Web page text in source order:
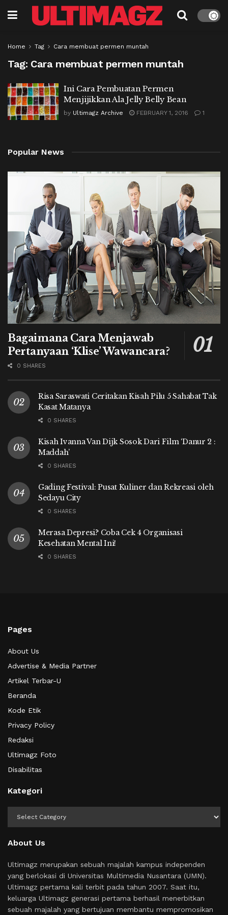
Home Tag Cara membuat permen muntah
Tag: Cara membuat permen muntah
Ini Cara Pembuatan Permen
Menjijikkan Ala Jelly Belly Bean
by Ultimagz Archive FEBRUARY 1, 2016 1
Popular News
Bagaimana Cara Menjawab
Pertanyaan ‘Klise’ Wawancara?
0 SHARES
Risa Saraswati Ceritakan Kisah Pilu 5 Sahabat Tak
Kasat Matanya
0 SHARES
Kisah Ivanna Van Dijk Sosok Dari Film ‘Danur 2 :
Maddah’
0 SHARES
Gading Festival: Pusat Kuliner dan Rekreasi oleh
Sedayu City
0 SHARES
Merasa Depresi? Coba Cek 4 Organisasi
Kesehatan Mental Ini!
0 SHARES
Pages
About Us
Advertise & Media Partner
Artikel Terbar-U
Beranda
Kode Etik
Privacy Policy
Redaksi
Ultimagz Foto
Disabilitas
Kategori
About Us
Ultimagz merupakan sebuah majalah kampus independen
yang berlokasi di Universitas Multimedia Nusantara (UMN).
Ultimagz pertama kali terbit pada tahun 2007. Saat itu,
keluarga Ultimagz generasi pertama berhasil menerbitkan
sebuah majalah yang bertujuan membantu mempromosikan